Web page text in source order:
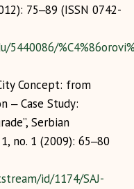
75‒89 (ISSN 0742-
Concept: from
‒ Case Study:
Serbian
no. 1 (2009): 65‒80
id/1174/SAJ-